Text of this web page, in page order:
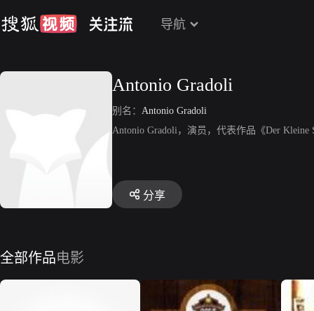
导航
Antonio Gradoli
别名： Antonio Gradoli
Antonio Gradoli，演员，代表作品《Der Kleine
分享
全部作品电影